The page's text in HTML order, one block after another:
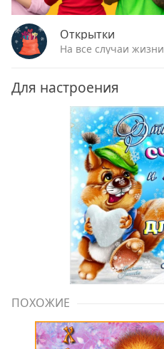
Открытки
На все случаи жизни
Для настроения
ПОХОЖИЕ